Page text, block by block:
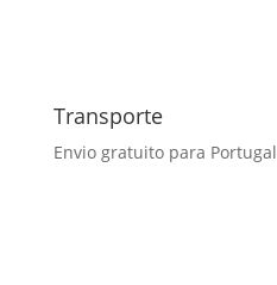
Transporte
Envio gratuito para